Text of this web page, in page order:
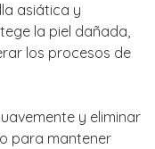
asiática y
la piel dañada,
los procesos de
y eliminar
para mantener